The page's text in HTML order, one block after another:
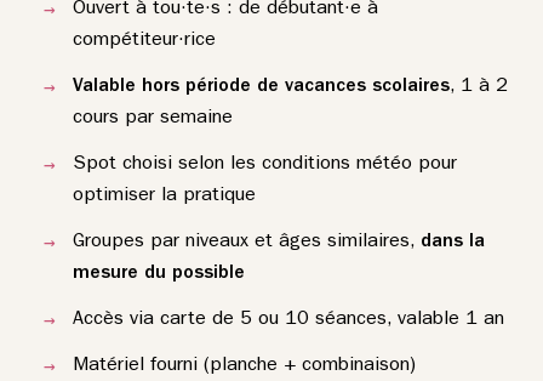
Ouvert à tou·te·s : de débutant·e à
compétiteur·rice
Valable hors période de vacances scolaires, 1 à 2
cours par semaine
Spot choisi selon les conditions météo pour
optimiser la pratique
Groupes par niveaux et âges similaires, dans la
mesure du possible
Accès via carte de 5 ou 10 séances, valable 1 an
Matériel fourni (planche + combinaison)